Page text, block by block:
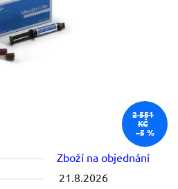
Zboží na objednání
21.8.2026
2 551
KČ
–5 %